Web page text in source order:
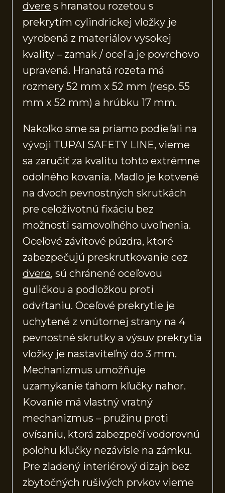
dvere s hranatou rozetou s
prekrytím cylindrickej vložky je
vyrobená z materiálov vysokej
kvality – zamak / oceľ a je povrchovo
upravená. Hranatá rozeta má
rozmery 52 mm x 52 mm (resp. 55
mm x 52 mm) a hrúbku 17 mm.
Nakoľko sme sa priamo podieľali na
vývoji TUPAI SAFETY LINE, vieme
sa zaručiť za kvalitu tohto extrémne
odolného kovania. Madlo je kotvené
na dvoch pevnostných skrutkách
pre celoživotnú fixáciu bez
možnosti samovoľného uvoľnenia.
Oceľové závitové púzdra, ktoré
zabezpečujú preskrutkovanie cez
dvere, sú chránené oceľovou
guličkou a podložkou proti
odvŕtaniu. Oceľové prekrytie je
uchytené z vnútornej strany na 4
pevnostné skrutky a výsuv prekrytia
vložky je nastaviteľný do 3 mm.
Mechanizmus umožňuje
uzamykanie ťahom kľučky nahor.
Kovanie má vlastný vratný
mechanizmus – pružinu proti
ovísaniu, ktorá zabezpečí vodorovnú
polohu kľučky nezávisle na zámku.
Pre zladený interiérový dizajn bez
zbytočných rušivých prvkov vieme